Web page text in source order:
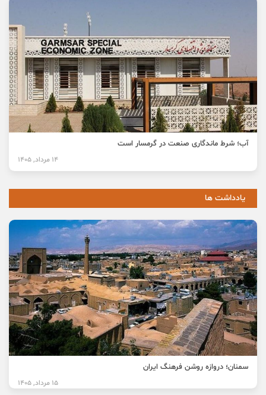
آب؛ شرط ماندگاری صنعت در گرمسار است
14 مرداد, 1405
یادداشت ها
سمنان؛ دروازه روشن فرهنگ ایران
15 مرداد, 1405